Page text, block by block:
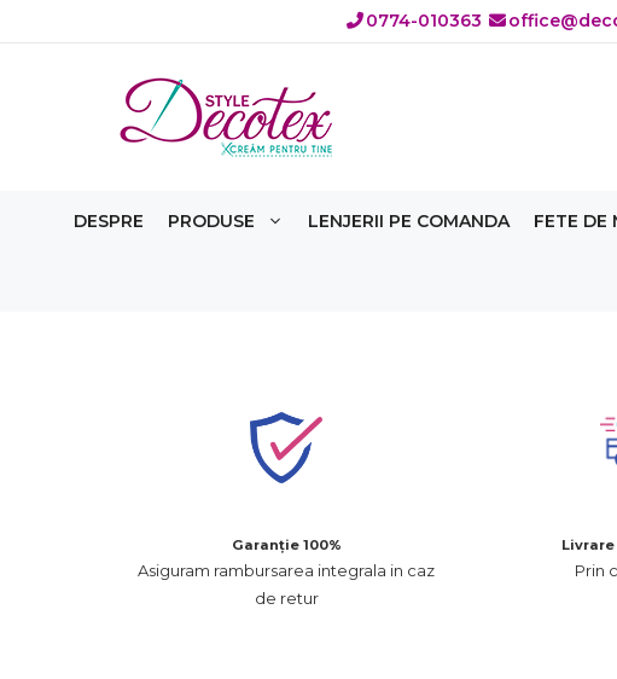
la
0774-010363
DESPRE PRODUSE LENJERII PE COMANDA FETE DE
Garanție 100%
Asiguram rambursarea integrala in caz
de retur
Prin